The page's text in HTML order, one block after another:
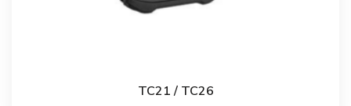
TC21 / TC26